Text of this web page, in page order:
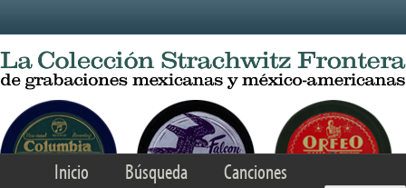
Inicio Búsqueda
Canciones